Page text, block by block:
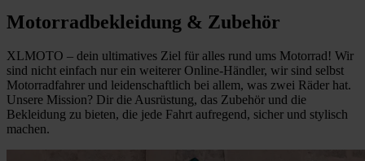
Motorradbekleidung & Zubehör
XLMOTO – dein ultimatives Ziel für alles rund ums Motorrad! Wir
sind nicht einfach nur ein weiterer Online-Händler, wir sind selbst
Motorradfahrer und leidenschaftlich bei allem, was zwei Räder hat.
Unsere Mission? Dir die Ausrüstung, das Zubehör und die
Bekleidung zu bieten, die jede Fahrt aufregend, sicher und stylisch
machen.